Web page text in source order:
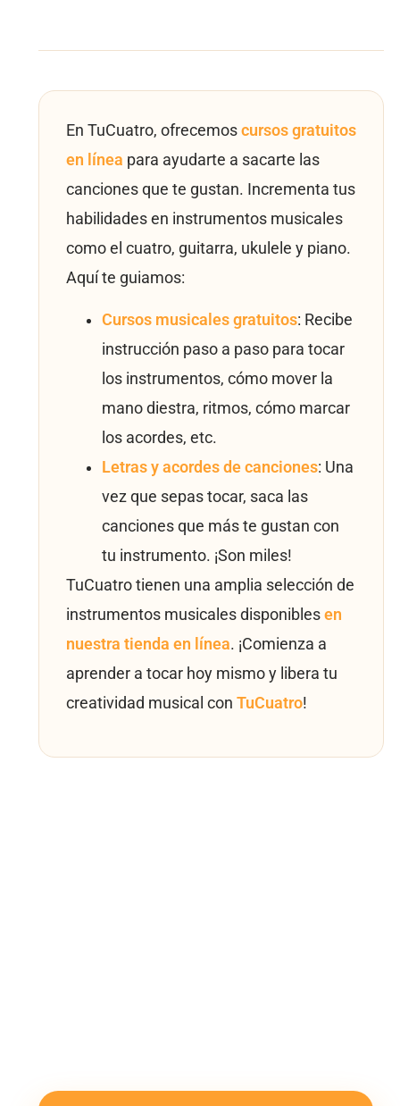
En TuCuatro, ofrecemos cursos gratuitos
en línea para ayudarte a sacarte las
canciones que te gustan. Incrementa tus
habilidades en instrumentos musicales
como el cuatro, guitarra, ukulele y piano.
Aquí te guiamos:
Cursos musicales gratuitos: Recibe
instrucción paso a paso para tocar
los instrumentos, cómo mover la
mano diestra, ritmos, cómo marcar
los acordes, etc.
Letras y acordes de canciones: Una
vez que sepas tocar, saca las
canciones que más te gustan con
tu instrumento. ¡Son miles!
TuCuatro tienen una amplia selección de
instrumentos musicales disponibles en
nuestra tienda en línea. ¡Comienza a
aprender a tocar hoy mismo y libera tu
creatividad musical con TuCuatro!